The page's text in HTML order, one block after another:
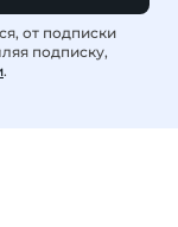
от подписки
подписку,
.